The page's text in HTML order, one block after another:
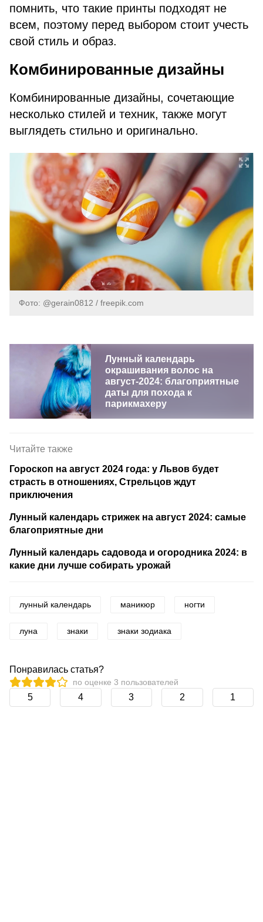
помнить, что такие принты подходят не
всем, поэтому перед выбором стоит учесть
свой стиль и образ.
Комбинированные дизайны
Комбинированные дизайны, сочетающие
несколько стилей и техник, также могут
выглядеть стильно и оригинально.
Фото: @gerain0812 / freepik.com
Лунный календарь
окрашивания волос на
август-2024: благоприятные
даты для похода к
парикмахеру
Читайте также
Гороскоп на август 2024 года: у Львов будет
страсть в отношениях, Стрельцов ждут
приключения
Лунный календарь стрижек на август 2024: самые
благоприятные дни
Лунный календарь садовода и огородника 2024: в
какие дни лучше собирать урожай
лунный календарь маникюр ногти
луна знаки знаки зодиака
Понравилась статья?
по оценке 3 пользователей
5 4 3 2 1